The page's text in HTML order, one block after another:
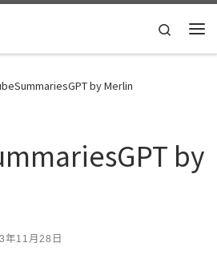
Search
by Merlin
by
年11月28日